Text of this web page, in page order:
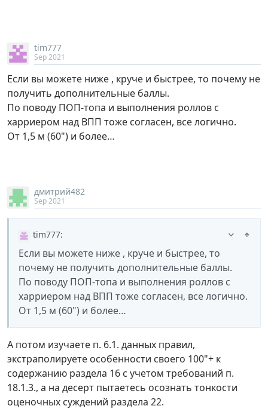
tim777
Sep 2021
Если вы можете ниже , круче и быстрее, то почему не
получить дополнительные баллы.
По поводу ПОП-топа и выполнения роллов с
харриером над ВПП тоже согласен, все логично.
От 1,5 м (60") и более…
дмитрий482
Sep 2021
tim777:
Если вы можете ниже , круче и быстрее, то
почему не получить дополнительные баллы.
По поводу ПОП-топа и выполнения роллов с
харриером над ВПП тоже согласен, все логично.
От 1,5 м (60") и более…
А потом изучаете п. 6.1. данных правил,
экстраполируете особенности своего 100"+ к
содержанию раздела 16 с учетом требований п.
18.1.3., а на десерт пытаетесь осознать тонкости
оценочных суждений раздела 22.